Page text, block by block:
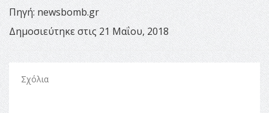
Πηγή: newsbomb.gr
Δημοσιεύτηκε στις 21 Μαΐου, 2018
Σχόλια